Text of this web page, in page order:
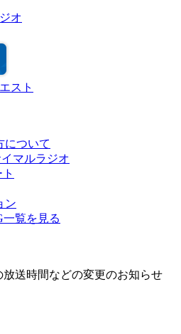
放送時間などの変更のお知らせ